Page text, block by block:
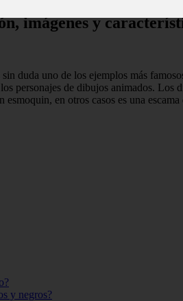
imágenes y
duda uno de los ejemplos más
personajes de dibujos animados.
en otros casos es una
y negros?